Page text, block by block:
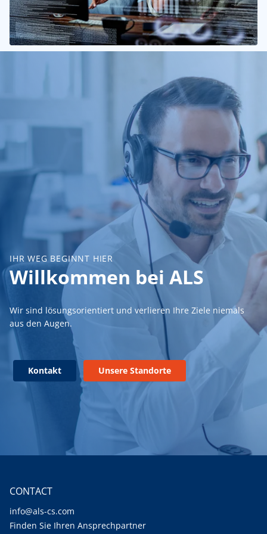
Willkommen bei ALS
IHR WEG BEGINNT HIER
Wir sind lösungsorientiert und verlieren Ihre Ziele niemals
aus den Augen.
Kontakt Unsere Standorte
CONTACT
info@als-cs.com
Finden Sie Ihren Ansprechpartner